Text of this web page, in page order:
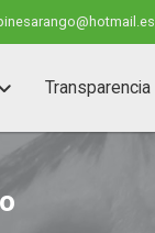
Transparencia